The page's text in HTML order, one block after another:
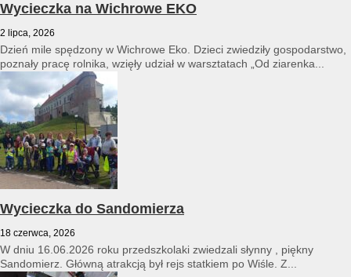
Wycieczka na Wichrowe EKO
2 lipca, 2026
Dzień mile spędzony w Wichrowe Eko. Dzieci zwiedziły gospodarstwo,
poznały pracę rolnika, wzięły udział w warsztatach „Od ziarenka...
Wycieczka do Sandomierza
18 czerwca, 2026
W dniu 16.06.2026 roku przedszkolaki zwiedzali słynny , piękny
Sandomierz. Główną atrakcją był rejs statkiem po Wiśle. Z...